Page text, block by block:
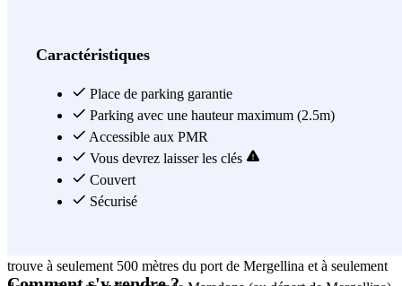
idéal pour ceux qui souhaitent visiter le centre de Naples ou qui ont
courte distance, vous trouverez les principaux points d'intérêt de la
région, tels que la promenade de Mergellina, avec ses vues
imprenables sur le golfe de Naples, et le quartier de Chiaia, célèbre
pour ses boutiques élégantes, ses restaurants et ses lieux à la mode.
Depuis le parking, vous pouvez facilement rejoindre les gares de
Naples Mergellina et Vittorio Emanuele, ce qui en fait un excellent
trouve à seulement 500 mètres du port de Mergellina et à seulement
Caractéristiques
Place de parking garantie
Parking avec une hauteur maximum (2.5m)
Accessible aux PMR
Vous devrez laisser les clés
Couvert
Sécurisé